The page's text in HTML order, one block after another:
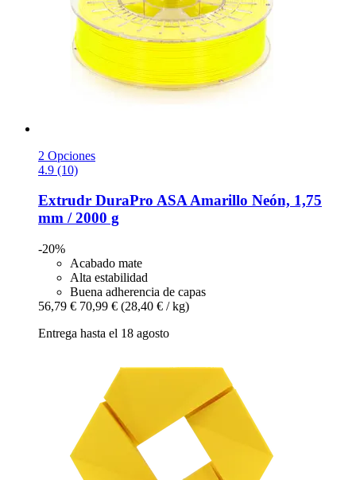
2 Opciones
4.9 (10)
Extrudr DuraPro ASA Amarillo Neón, 1,75
mm / 2000 g
-20%
Acabado mate
Alta estabilidad
Buena adherencia de capas
56,79 € 70,99 € (28,40 € / kg)
Entrega hasta el 18 agosto